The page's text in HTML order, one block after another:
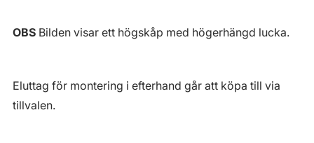
OBS Bilden visar ett högskåp med högerhängd lucka.
Eluttag för montering i efterhand går att köpa till via
tillvalen.